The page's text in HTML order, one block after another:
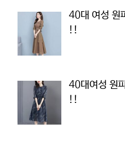
40대 여성 원
!!
40대여성 원
!!